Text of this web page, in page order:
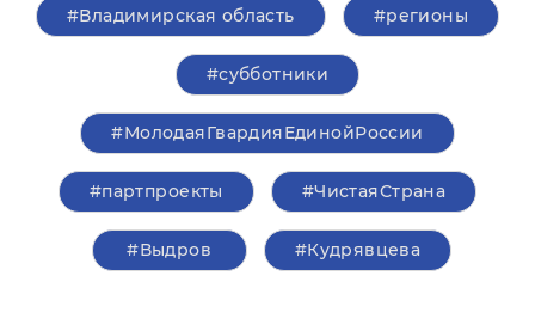
#Владимирская область #регионы
#субботники
#МолодаяГвардияЕдинойРоссии
#партпроекты #ЧистаяСтрана
#Выдров #Кудрявцева